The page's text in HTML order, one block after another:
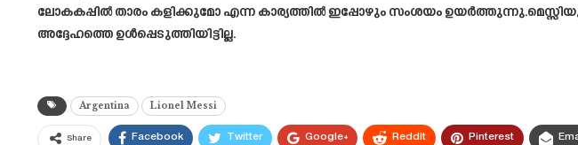
ലോകകപ്പിൽ താരം കളിക്കുമോ എന്ന കാര്യത്തിൽ ഇപ്പോഴും സംശയം
അദ്ദേഹത്തെ ഉൾപ്പെടുത്തിയിട്ടില്ല.
Argentina Lionel Messi
Share Facebook Twitter Google+ ReddIt Pinterest